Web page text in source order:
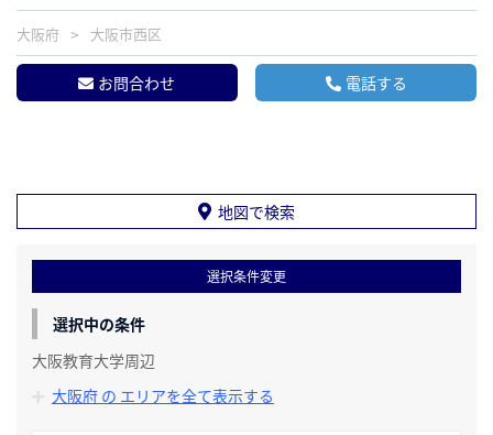
大阪府 大阪市西区
お問合わせ 電話する
地図で検索
選択条件変更
選択中の条件
大阪教育大学周辺
大阪府 の エリアを全て表示する